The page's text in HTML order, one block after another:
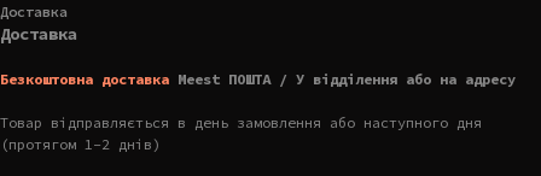
Доставка
Доставка
Безкоштовна доставка Meest ПОШТА / У відділення або на адресу
Товар відправляється в день замовлення або наступного дня
(протягом 1-2 днів)